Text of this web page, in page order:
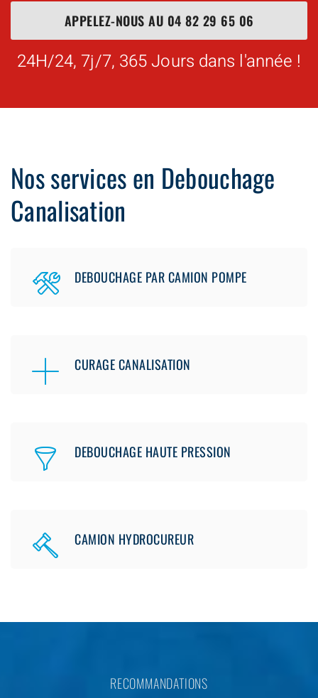
APPELEZ-NOUS AU 04 82 29 65 06
24H/24, 7j/7, 365 Jours dans l'année !
Nos services en Debouchage
Canalisation
DEBOUCHAGE PAR CAMION POMPE
CURAGE CANALISATION
DEBOUCHAGE HAUTE PRESSION
CAMION HYDROCUREUR
RECOMMANDATIONS